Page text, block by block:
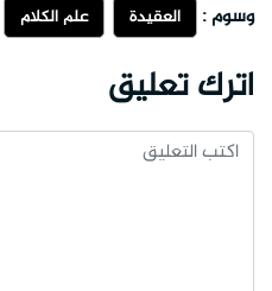
وسوم : العقيدة علم الكلام
اترك تعليق